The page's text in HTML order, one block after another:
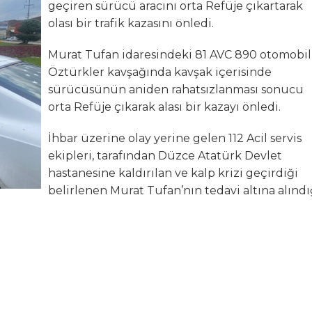
Tartışması: Belediye Başkanı Özlü’ye Yönelik Sözlere
haber” açıklaması
Valisine tepki gösterdi
3’ü Çocuk 7 Kişi Yaralandı
paniği
geçiren sürücü aracını orta Refüje çıkartarak
olası bir trafik kazasını önledi.
Murat Tufan idaresindeki 81 AVC 890 otomobil
Öztürkler kavşağında kavşak içerisinde
sürücüsünün aniden rahatsızlanması sonucu
orta Refüje çıkarak alası bir kazayı önledi.
İhbar üzerine olay yerine gelen 112 Acil servis
ekipleri, tarafından Düzce Atatürk Devlet
hastanesine kaldırılan ve kalp krizi geçirdiği
belirlenen Murat Tufan’nın tedavi altına